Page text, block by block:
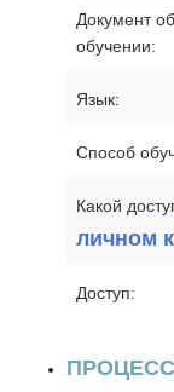
Документ об
обучении:
Язык:
Способ
Какой
личном
Доступ: